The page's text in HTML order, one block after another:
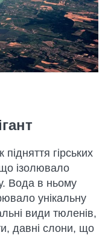
гірських
ізолювало
Вода в ньому
унікальну
види тюленів,
давні слони, що